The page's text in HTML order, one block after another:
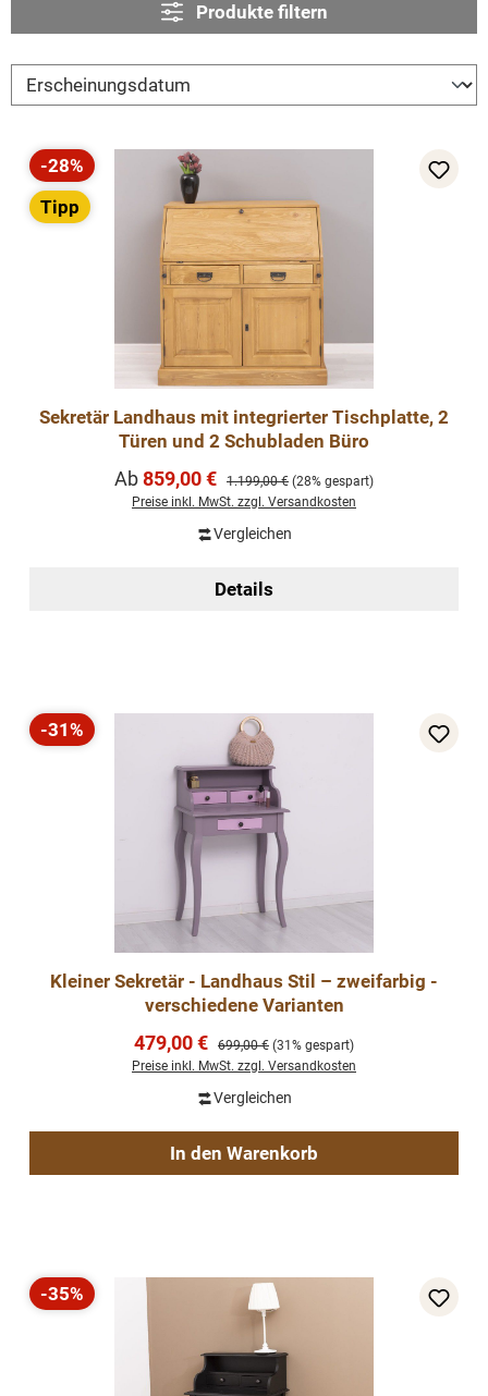
Produkte filtern
Rabatt
-28%
Tipp
Sekretär Landhaus mit integrierter Tischplatte, 2
Türen und 2 Schubladen Büro
Verkaufspreis:
Ab859,00 € Regulärer Preis:
1.199,00 € (28% gespart)
Preise inkl. MwSt. zzgl. Versandkosten
Vergleichen
Details
Rabatt
-31%
Kleiner Sekretär - Landhaus Stil – zweifarbig -
verschiedene Varianten
Verkaufspreis:
479,00 € Regulärer Preis:
699,00 € (31% gespart)
Preise inkl. MwSt. zzgl. Versandkosten
Vergleichen
In den Warenkorb
Rabatt
-35%